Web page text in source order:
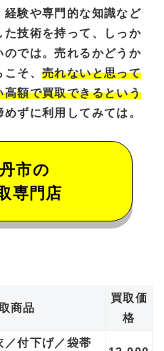
験や専門的な知識など
技術を持って、しっか
のでは。売れるかどうか
そ、 売れないと思って
額で買取できるという
ずに利用してみては。
市の
専門店
商品
買取価
格
／付下げ／袋帯